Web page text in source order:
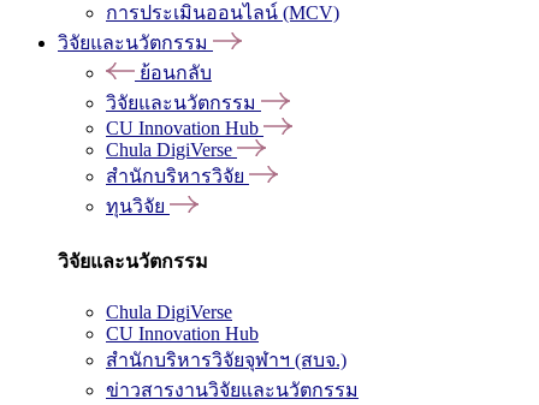
การประเมินออนไลน์ (MCV)
วิจัยและนวัตกรรม
ย้อนกลับ
วิจัยและนวัตกรรม
CU Innovation Hub
Chula DigiVerse
สำนักบริหารวิจัย
ทุนวิจัย
วิจัยและนวัตกรรม
Chula DigiVerse
CU Innovation Hub
สำนักบริหารวิจัยจุฬาฯ (สบจ.)
ข่าวสารงานวิจัยและนวัตกรรม